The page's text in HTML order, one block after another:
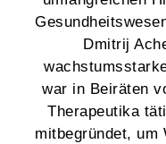
Dmitrij
war in Beiräten
Therapeutika
mitbegründet, um